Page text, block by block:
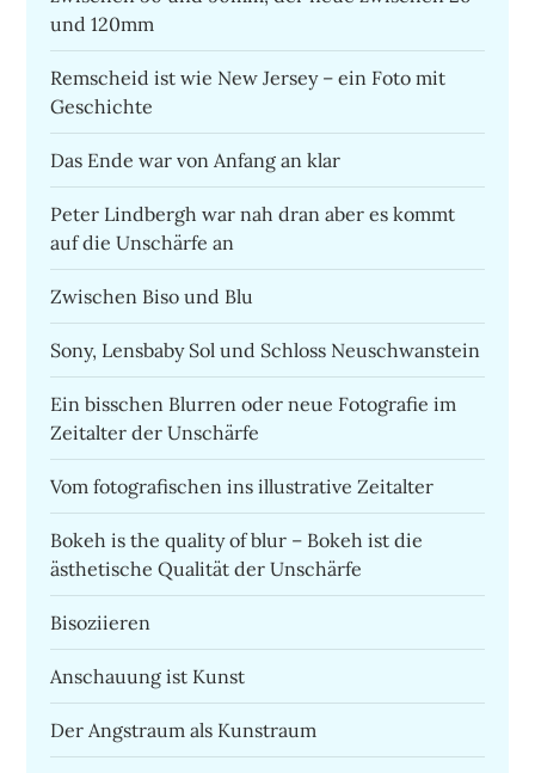
und 120mm
Remscheid ist wie New Jersey – ein Foto mit
Geschichte
Das Ende war von Anfang an klar
Peter Lindbergh war nah dran aber es kommt
auf die Unschärfe an
Zwischen Biso und Blu
Sony, Lensbaby Sol und Schloss Neuschwanstein
Ein bisschen Blurren oder neue Fotografie im
Zeitalter der Unschärfe
Vom fotografischen ins illustrative Zeitalter
Bokeh is the quality of blur – Bokeh ist die
ästhetische Qualität der Unschärfe
Bisoziieren
Anschauung ist Kunst
Der Angstraum als Kunstraum